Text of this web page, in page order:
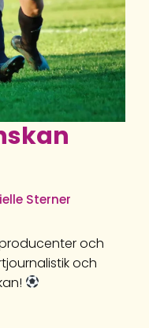
Sterner
och
och